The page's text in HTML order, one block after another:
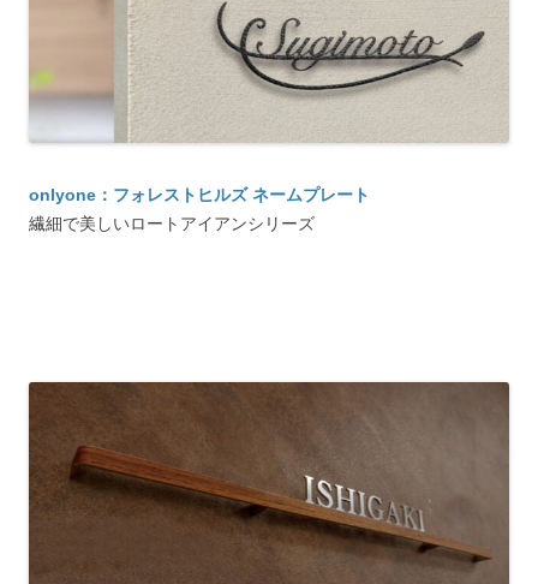
onlyone：フォレストヒルズ ネームプレート
繊細で美しいロートアイアンシリーズ